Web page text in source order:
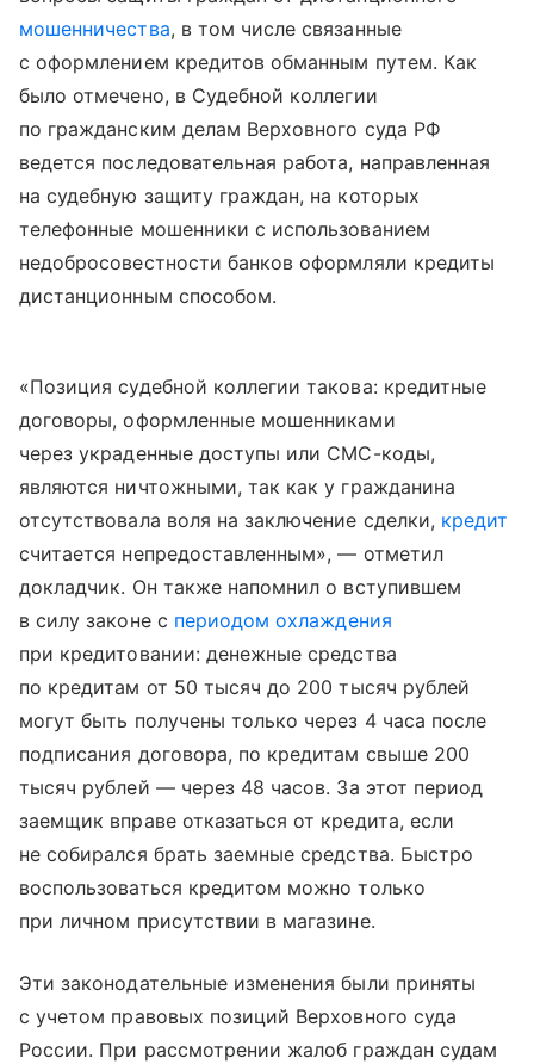
мошенничества, в том числе связанные
с оформлением кредитов обманным путем. Как
было отмечено, в Судебной коллегии
по гражданским делам Верховного суда РФ
ведется последовательная работа, направленная
на судебную защиту граждан, на которых
телефонные мошенники с использованием
недобросовестности банков оформляли кредиты
дистанционным способом.
«Позиция судебной коллегии такова: кредитные
договоры, оформленные мошенниками
через украденные доступы или СМС-коды,
являются ничтожными, так как у гражданина
отсутствовала воля на заключение сделки, кредит
считается непредоставленным», — отметил
докладчик. Он также напомнил о вступившем
в силу законе с периодом охлаждения
при кредитовании: денежные средства
по кредитам от 50 тысяч до 200 тысяч рублей
могут быть получены только через 4 часа после
подписания договора, по кредитам свыше 200
тысяч рублей — через 48 часов. За этот период
заемщик вправе отказаться от кредита, если
не собирался брать заемные средства. Быстро
воспользоваться кредитом можно только
при личном присутствии в магазине.
Эти законодательные изменения были приняты
с учетом правовых позиций Верховного суда
России. При рассмотрении жалоб граждан судам